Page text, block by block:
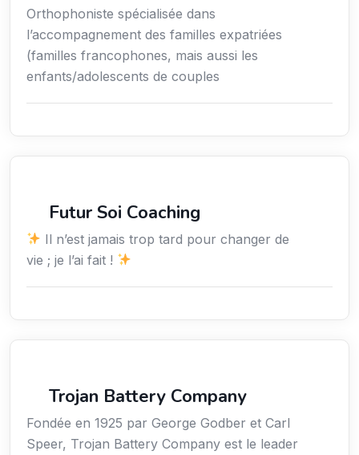
Orthophoniste spécialisée dans
l’accompagnement des familles expatriées
(familles francophones, mais aussi les
enfants/adolescents de couples
Futur Soi Coaching
Il n’est jamais trop tard pour changer de
vie ; je l’ai fait !
Trojan Battery Company
Fondée en 1925 par George Godber et Carl
Speer, Trojan Battery Company est le leader